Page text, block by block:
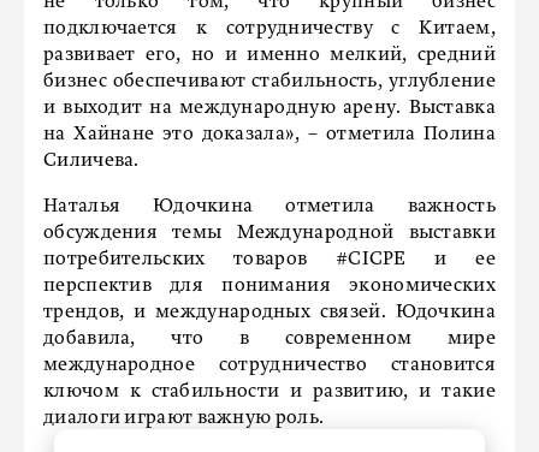
подключается к сотрудничеству с Китаем,
развивает его, но и именно мелкий, средний
бизнес обеспечивают стабильность, углубление
и выходит на международную арену. Выставка
на Хайнане это доказала», – отметила Полина
Силичева.
Наталья Юдочкина отметила важность
обсуждения темы Международной выставки
потребительских товаров #CICPE и ее
перспектив для понимания экономических
трендов, и международных связей. Юдочкина
добавила, что в современном мире
международное сотрудничество становится
ключом к стабильности и развитию, и такие
диалоги играют важную роль.